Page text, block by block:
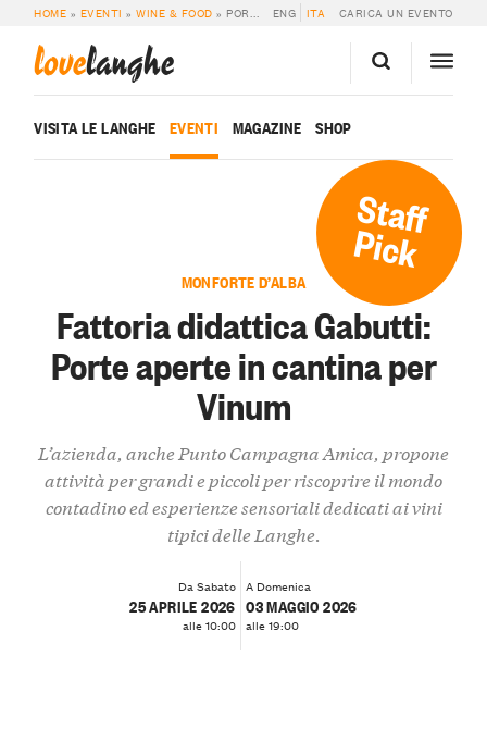
HOME » EVENTI »WINE & FOOD » PORTE APERTE IN CANTINA PER VINUM ENG ITA CARICA UN EVENTO
lovelanghe
VISITA LE LANGHE EVENTI MAGAZINE SHOP
Staff
Pick
MONFORTE D’ALBA
Fattoria didattica Gabutti:
Porte aperte in cantina per
Vinum
L’azienda, anche Punto Campagna Amica, propone
attività per grandi e piccoli per riscoprire il mondo
contadino ed esperienze sensoriali dedicati ai vini
tipici delle Langhe.
Da Sabato
25 APRILE 2026
alle 10:00
A Domenica
03 MAGGIO 2026
alle 19:00